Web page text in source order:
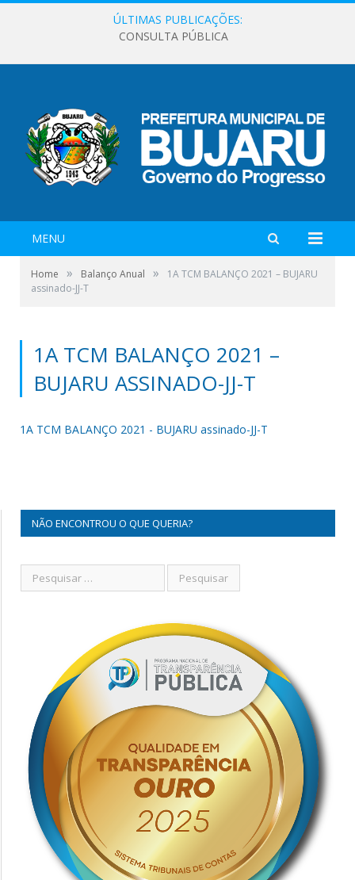
ÚLTIMAS PUBLICAÇÕES:
CONSULTA PÚBLICA
MENU
Home » Balanço Anual »
1A TCM BALANÇO 2021 – BUJARU
assinado-JJ-T
1A TCM BALANÇO 2021 –
BUJARU ASSINADO-JJ-T
1A TCM BALANÇO 2021 - BUJARU assinado-JJ-T
NÃO ENCONTROU O QUE QUERIA?